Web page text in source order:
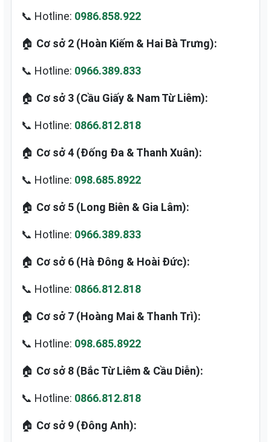
📞 Hotline: 0986.858.922
🏠 Cơ sở 2 (Hoàn Kiếm & Hai Bà Trưng):
📞 Hotline: 0966.389.833
🏠 Cơ sở 3 (Cầu Giấy & Nam Từ Liêm):
📞 Hotline: 0866.812.818
🏠 Cơ sở 4 (Đống Đa & Thanh Xuân):
📞 Hotline: 098.685.8922
🏠 Cơ sở 5 (Long Biên & Gia Lâm):
📞 Hotline: 0966.389.833
🏠 Cơ sở 6 (Hà Đông & Hoài Đức):
📞 Hotline: 0866.812.818
🏠 Cơ sở 7 (Hoàng Mai & Thanh Trì):
📞 Hotline: 098.685.8922
🏠 Cơ sở 8 (Bắc Từ Liêm & Cầu Diễn):
📞 Hotline: 0866.812.818
🏠 Cơ sở 9 (Đông Anh):